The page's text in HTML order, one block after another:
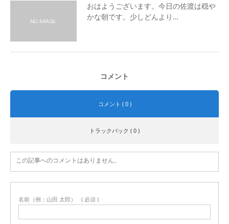
おはようございます。今日の佐渡は穏や
かな朝です。少しどんより…
コメント
コメント ( 0 )
トラックバック ( 0 )
この記事へのコメントはありません。
名前（例：山田 太郎） ( 必須 )